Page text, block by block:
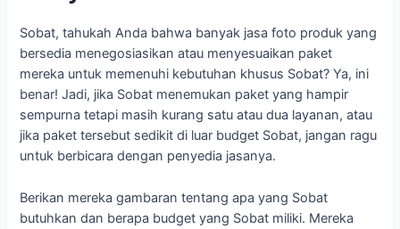
Sobat, tahukah Anda bahwa banyak jasa foto produk yang
bersedia menegosiasikan atau menyesuaikan paket
mereka untuk memenuhi kebutuhan khusus Sobat? Ya, ini
benar! Jadi, jika Sobat menemukan paket yang hampir
sempurna tetapi masih kurang satu atau dua layanan, atau
jika paket tersebut sedikit di luar budget Sobat, jangan ragu
untuk berbicara dengan penyedia jasanya.
Berikan mereka gambaran tentang apa yang Sobat
butuhkan dan berapa budget yang Sobat miliki. Mereka